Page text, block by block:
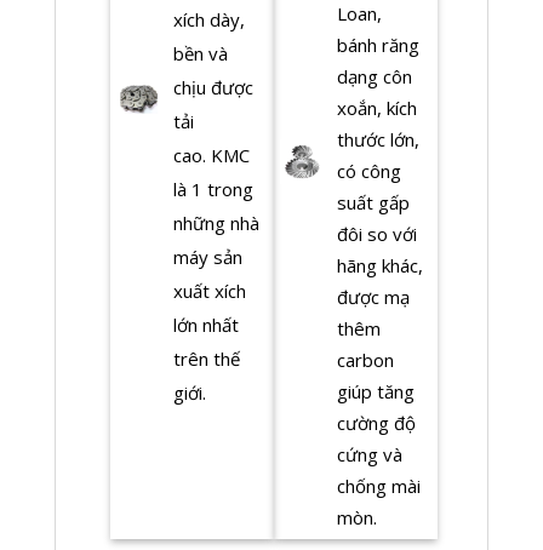
xích dày,
bền và
chịu được
tải
cao. KMC
là 1 trong
những nhà
máy sản
xuất xích
lớn nhất
trên thế
giới.
Loan,
bánh răng
dạng côn
xoắn, kích
thước lớn,
có công
suất gấp
đôi so với
hãng khác,
được mạ
thêm
carbon
giúp tăng
cường độ
cứng và
chống mài
mòn.